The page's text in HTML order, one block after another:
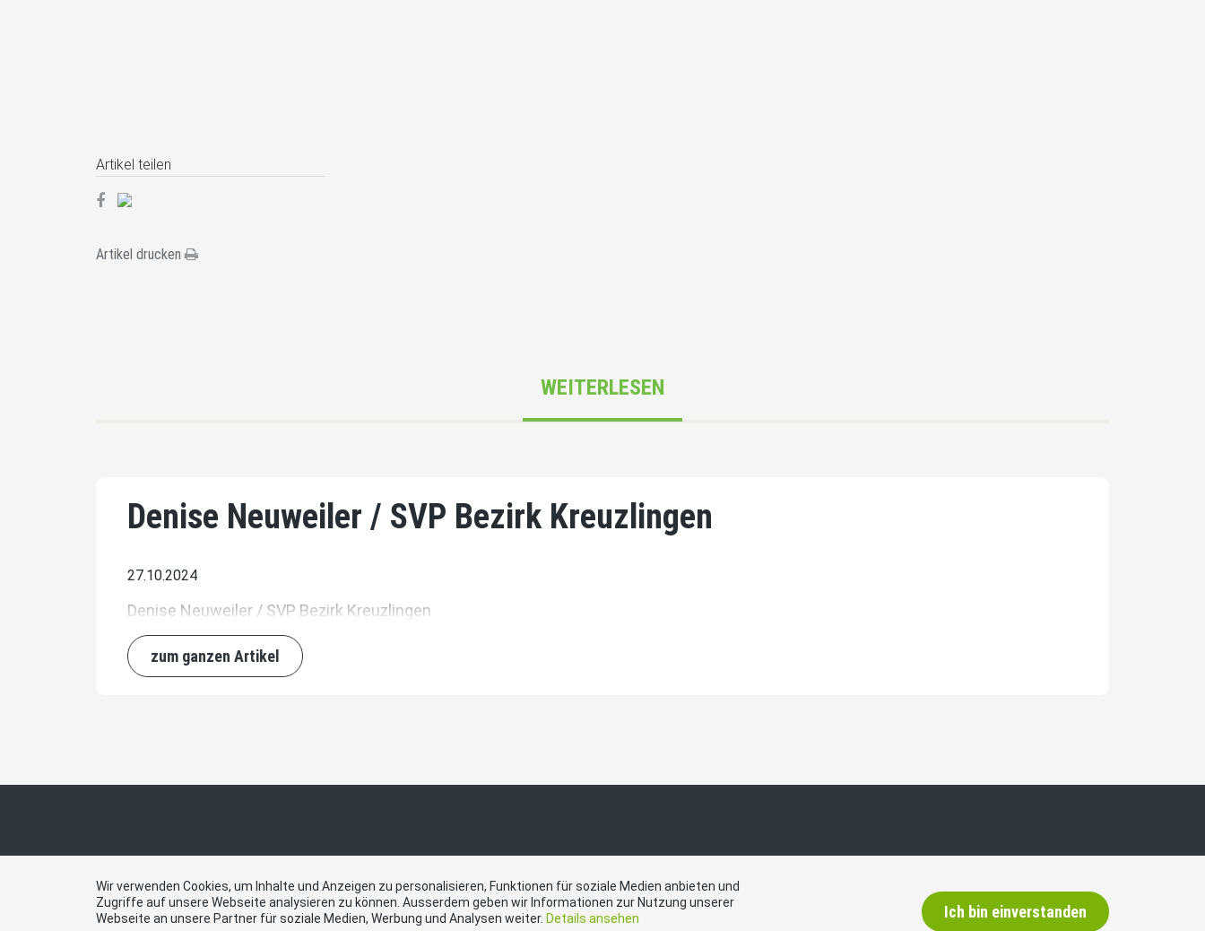
Artikel teilen
Artikel drucken
WEITERLESEN
Denise Neuweiler / SVP Bezirk Kreuzlingen
27.10.2024
Denise Neuweiler / SVP Bezirk Kreuzlingen
zum ganzen Artikel
SVP Kanton Schaffhausen, Besuchen Sie uns bei: Wenn Sie regelmässig über die SVP
Wir verwenden Cookies, um Inhalte und Anzeigen zu personalisieren, Funktionen für soziale Medien anbieten und
Zugriffe auf unsere Webseite analysieren zu können. Ausserdem geben wir Informationen zur Nutzung unserer
Webseite an unsere Partner für soziale Medien, Werbung und Analysen weiter. Details ansehen Ich bin einverstanden